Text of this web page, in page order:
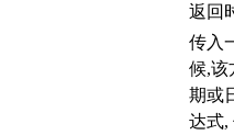
返回
传入
候,该
期或
达式,